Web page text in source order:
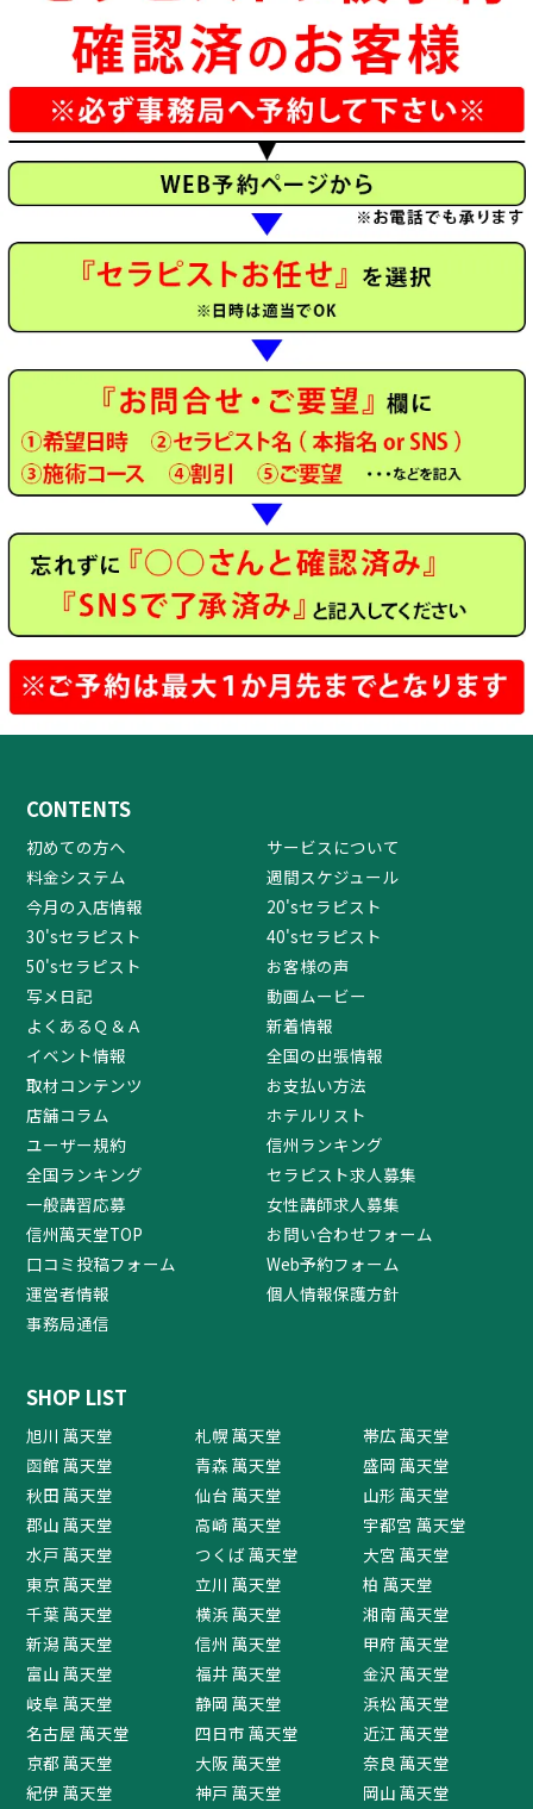
CONTENTS
初めての方へ
サービスについて
料金システム
週間スケジュール
今月の入店情報
20'sセラピスト
30'sセラピスト
40'sセラピスト
50'sセラピスト
お客様の声
写メ日記
動画ムービー
よくあるＱ＆Ａ
新着情報
イベント情報
全国の出張情報
取材コンテンツ
お支払い方法
店舗コラム
ホテルリスト
ユーザー規約
信州ランキング
全国ランキング
セラピスト求人募集
一般講習応募
女性講師求人募集
信州萬天堂TOP
お問い合わせフォーム
口コミ投稿フォーム
Web予約フォーム
運営者情報
個人情報保護方針
事務局通信
SHOP LIST
旭川 萬天堂 札幌 萬天堂
帯広 萬天堂
函館 萬天堂
青森 萬天堂
盛岡 萬天堂
秋田 萬天堂
仙台 萬天堂
山形 萬天堂
郡山 萬天堂
高崎 萬天堂
宇都宮 萬天堂
水戸 萬天堂
つくば 萬天堂
大宮 萬天堂
東京 萬天堂
立川 萬天堂
柏 萬天堂
千葉 萬天堂
横浜 萬天堂
湘南 萬天堂
新潟 萬天堂
信州 萬天堂
甲府 萬天堂
富山 萬天堂
福井 萬天堂
金沢 萬天堂
岐阜 萬天堂
静岡 萬天堂
浜松 萬天堂
名古屋 萬天堂
四日市 萬天堂
近江 萬天堂
京都 萬天堂
大阪 萬天堂
奈良 萬天堂
紀伊 萬天堂
神戸 萬天堂 岡山 萬天堂